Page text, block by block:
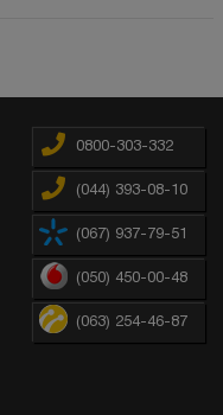
0800-303-332
(044) 393-08-10
(067) 937-79-51
(050) 450-00-48
(063) 254-46-87